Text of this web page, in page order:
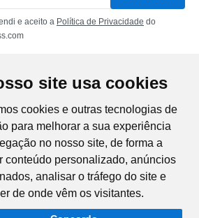
site usa cookies
cookies e outras tecnologias de
para melhorar a sua experiência
no nosso site, de forma a
conteúdo personalizado, anúncios
analisar o tráfego do site e
de onde vêm os visitantes.
e aceito a Política de Privacidade do
Siga-nos
Método de Pagamento
Método de Envio